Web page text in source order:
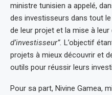
ministre tunisien a appelé,
des investisseurs dans tout
de leur projet et la mise à leur
d’investisseur”. L’objectif
projets à mieux découvrir et
outils pour réussir leurs
Pour sa part, Nivine Gamea,